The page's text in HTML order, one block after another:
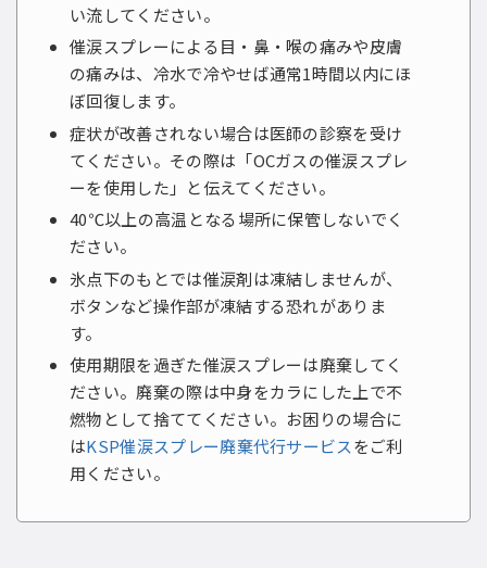
い流してください。
催涙スプレーによる目・鼻・喉の痛みや皮膚
の痛みは、冷水で冷やせば通常1時間以内にほ
ぼ回復します。
症状が改善されない場合は医師の診察を受け
てください。その際は「OCガスの催涙スプレ
ーを使用した」と伝えてください。
40℃以上の高温となる場所に保管しないでく
ださい。
氷点下のもとでは催涙剤は凍結しませんが、
ボタンなど操作部が凍結する恐れがありま
す。
使用期限を過ぎた催涙スプレーは廃棄してく
ださい。廃棄の際は中身をカラにした上で不
燃物として捨ててください。お困りの場合に
はKSP催涙スプレー廃棄代行サービスをご利
用ください。